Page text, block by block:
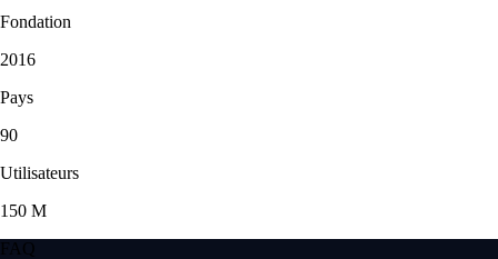
Fondation
2016
Pays
90
Utilisateurs
150 M
FAQ